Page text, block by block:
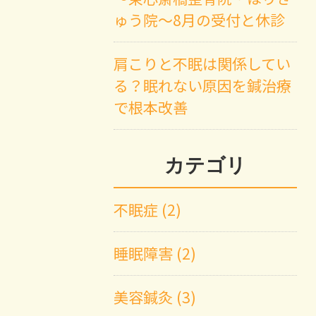
ゅう院～8月の受付と休診
肩こりと不眠は関係してい
る？眠れない原因を鍼治療
で根本改善
カテゴリ
不眠症 (2)
睡眠障害 (2)
美容鍼灸 (3)